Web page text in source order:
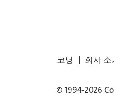
코닝 회사 소
© 1994-2026